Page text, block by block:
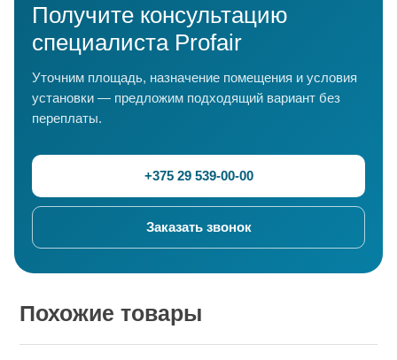
Получите консультацию
специалиста Profair
Уточним площадь, назначение помещения и условия
установки — предложим подходящий вариант без
переплаты.
+375 29 539-00-00
Заказать звонок
Похожие товары